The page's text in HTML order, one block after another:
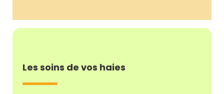
Les soins de vos haies